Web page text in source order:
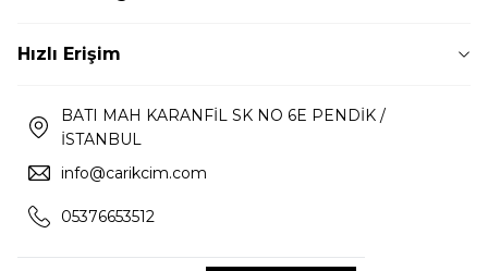
Hızlı Erişim
BATI MAH KARANFİL SK NO 6E PENDİK /
İSTANBUL
info@carikcim.com
05376653512